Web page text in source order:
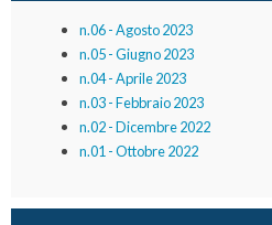
n.06 - Agosto 2023
n.05 - Giugno 2023
n.04 - Aprile 2023
n.03 - Febbraio 2023
n.02 - Dicembre 2022
n.01 - Ottobre 2022